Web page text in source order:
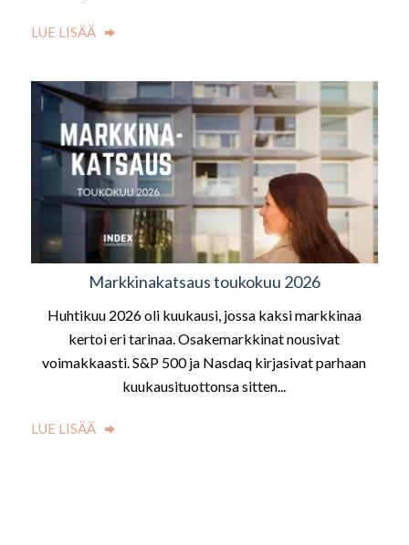
LUE LISÄÄ
Markkinakatsaus toukokuu 2026
Huhtikuu 2026 oli kuukausi, jossa kaksi markkinaa
kertoi eri tarinaa. Osakemarkkinat nousivat
voimakkaasti. S&P 500 ja Nasdaq kirjasivat parhaan
kuukausituottonsa sitten...
LUE LISÄÄ